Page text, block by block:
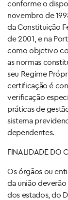
conforme o
novembro de
da Constituição
de 2001, e na
como objetivo
as normas
seu Regime
certificação é
verificação
práticas de
sistema
dependentes.
FINALIDADE DO
Os órgãos ou
da união
dos estados, do